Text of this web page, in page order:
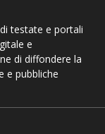
testate e portali
e
di diffondere la
e pubbliche